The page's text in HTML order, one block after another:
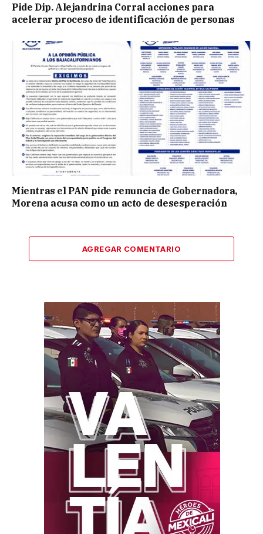
Pide Dip. Alejandrina Corral acciones para
acelerar proceso de identificación de personas
Mientras el PAN pide renuncia de Gobernadora,
Morena acusa como un acto de desesperación
AGREGAR COMENTARIO